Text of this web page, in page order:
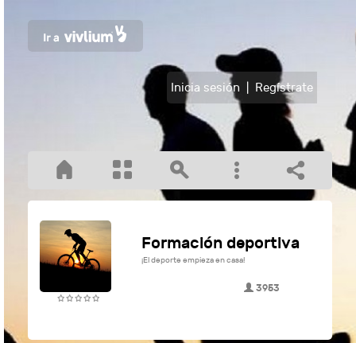
Inicia sesión Regístrate
Formación deportiva
¡El deporte empieza en casa!
3953